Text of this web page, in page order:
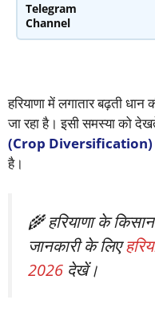
Telegram
Channel
हरियाणा में लगातार बढ़ती
जा रहा है। इसी समस्या को
(Crop Diversification)
है।
🌾 हरियाणा के
जानकारी के लिए
2026 देखें।